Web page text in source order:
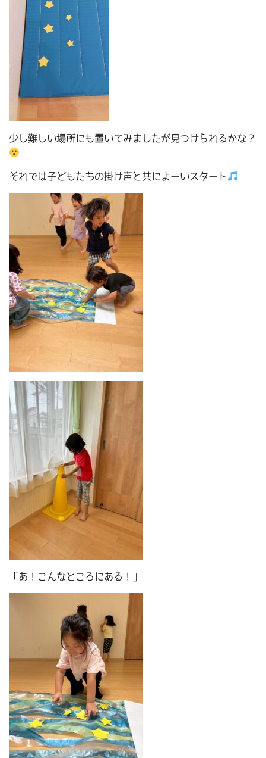
少し難しい場所にも置いてみましたが見つけられるかな？
それでは子どもたちの掛け声と共によーいスタート
「あ！こんなところにある！」